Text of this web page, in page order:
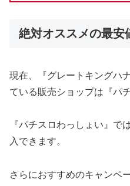
絶対オススメの最安
現在、『グレートキングハ
ている販売ショップは『パ
『パチスロわっしょい』で
入できます。
さらにおすすめのキャンペ